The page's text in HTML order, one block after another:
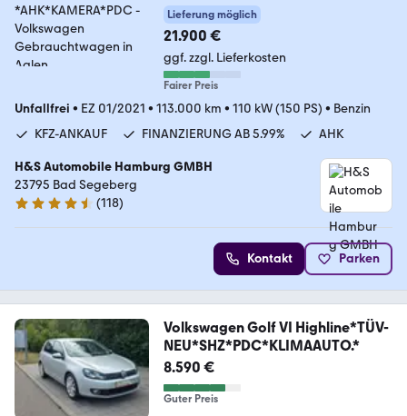
Lieferung möglich
21.900 €
ggf. zzgl. Lieferkosten
Fairer Preis
Unfallfrei • EZ 01/2021 • 113.000 km • 110 kW (150 PS) • Benzin
KFZ-ANKAUF
FINANZIERUNG AB 5.99% AHK
H&S Automobile Hamburg GMBH
23795 Bad Segeberg
4.6 Sterne
(118)
Kontakt Parken
Volkswagen Golf VI Highline*TÜV-
NEU*SHZ*PDC*KLIMAAUTO.*
8.590 €
Guter Preis